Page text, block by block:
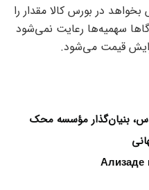
در بورس کالا مقدار را
سهمیه‌ها رعایت نمی‌شود
قیمت می‌شود.
بنیان‌گذار مؤسسه محک